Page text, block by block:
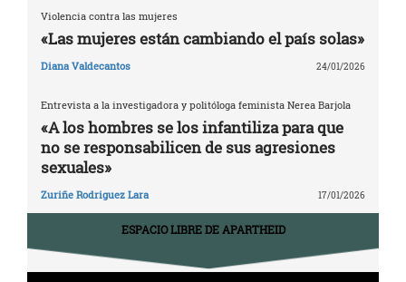
Violencia contra las mujeres
«Las mujeres están cambiando el país solas»
Diana Valdecantos 24/01/2026
Entrevista a la investigadora y politóloga feminista Nerea Barjola
«A los hombres se los infantiliza para que
no se responsabilicen de sus agresiones
sexuales»
Zuriñe Rodriguez Lara 17/01/2026
ESPACIO LIBRE DE APARTHEID